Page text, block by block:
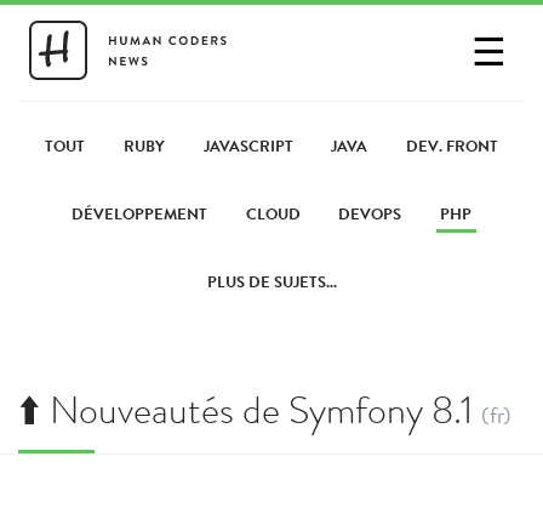
☰
PARTAGER UN LIEN
TOUT RUBY JAVASCRIPT JAVA DEV. FRONT
DÉVELOPPEMENT CLOUD DEVOPS PHP
PLUS DE SUJETS...
⬆️ Nouveautés de Symfony 8.1 (fr)